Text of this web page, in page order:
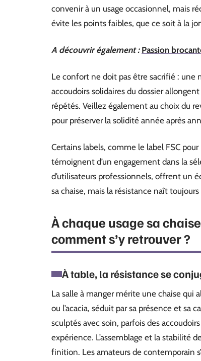
convenir à un usage occasionnel, mais
évite les points faibles, que ce soit à la
A découvrir également : Passion
Le confort ne doit pas être sacrifié : une
accoudoirs solidaires du dossier
répétés. Veillez également au choix du
pour préserver la solidité année après
Certains labels, comme le label FSC
témoignent d’un engagement dans la
d’utilisateurs professionnels, offrent un
sa chaise, mais la résistance naît
À chaque usage sa
comment s’y retrouver ?
À table, la résistance se
La salle à manger mérite une chaise qui
ou l’acacia, séduit par sa présence et sa
sculptés avec soin, parfois des
expérience. L’assemblage et la stabilité
finition. Les amateurs de contemporain